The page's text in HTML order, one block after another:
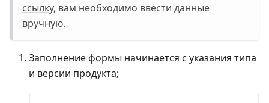
ссылку, вам необходимо ввести данные
вручную.
Заполнение формы начинается с указания типа
и версии продукта;